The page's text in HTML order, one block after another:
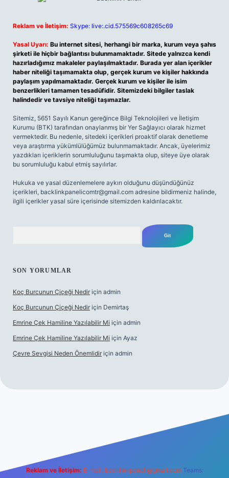
Reklam ve İletişim: Skype: live:.cid.575569c608265c69
Yasal Uyarı: Bu internet sitesi, herhangi bir marka, kurum veya şahıs
şirketi ile hiçbir bağlantısı bulunmamaktadır. Sitede yalnızca kendi
hazırladığımız makaleler paylaşılmaktadır. Burada yer alan içerikler
haber niteliği taşımamakta olup, gerçek kurum ve kişiler hakkında
paylaşım yapılmamaktadır. Gerçek kurum ve kişiler ile isim
benzerlikleri tamamen tesadüfidir. Sitemizdeki bilgiler taslak
halindedir ve tavsiye niteliği taşımazlar.
Sitemiz, 5651 Sayılı Kanun gereğince Bilgi Teknolojileri ve İletişim
Kurumu (BTK) tarafından onaylanmış bir Yer Sağlayıcı olarak hizmet
vermektedir. Bu nedenle, sitedeki içerikleri proaktif olarak denetleme
veya araştırma yükümlülüğümüz bulunmamaktadır. Ancak, üyelerimiz
yazdıkları içeriklerin sorumluluğunu taşımakta olup, siteye üye olarak
bu sorumluluğu kabul etmiş sayılırlar.
Hukuka ve yasal düzenlemelere aykırı olduğunu düşündüğünüz
içerikleri, backlinkpanelicomtr@gmail.com adresine bildirmeniz halinde,
ilgili içerikler yasal süre içerisinde sitemizden kaldırılacaktır.
SON YORUMLAR
Koç Burcunun Çiçeği Nedir için admin
Koç Burcunun Çiçeği Nedir için Demirtaş
Emrine Çek Hamiline Yazılabilir Mi için admin
Emrine Çek Hamiline Yazılabilir Mi için Ayaz
Çevre Sevgisi Neden Önemlidir için admin
Reklam ve İletişim: E-mail: backlinkpaneli@gmail.com Teams: